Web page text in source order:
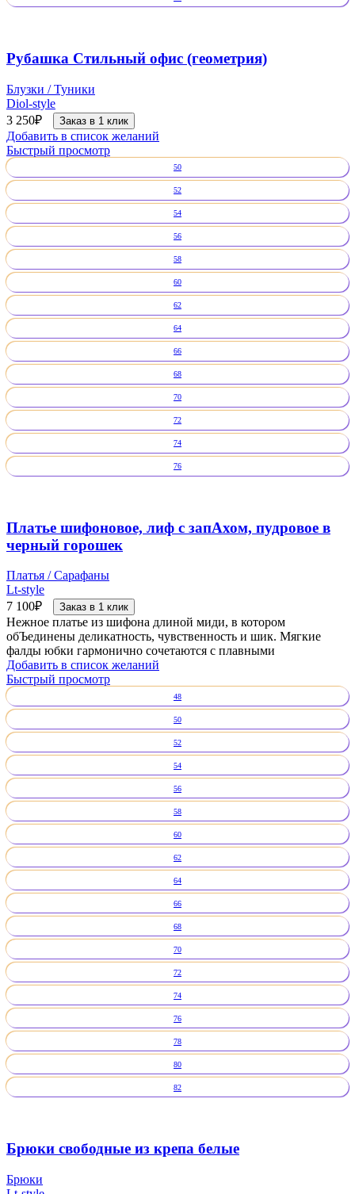
Рубашка Стильный офис (геометрия)
Блузки / Туники
Diol-style
3 250₽ Заказ в 1 клик
Добавить в список желаний
Быстрый просмотр
50
52
54
56
58
60
62
64
66
68
70
72
74
76
Платье шифоновое, лиф с запАхом, пудровое в
черный горошек
Платья / Сарафаны
Lt-style
7 100₽ Заказ в 1 клик
Нежное платье из шифона длиной миди, в котором
обЪединены деликатность, чувственность и шик. Мягкие
фалды юбки гармонично сочетаются с плавными
Добавить в список желаний
Быстрый просмотр
48
50
52
54
56
58
60
62
64
66
68
70
72
74
76
78
80
82
Брюки свободные из крепа белые
Брюки